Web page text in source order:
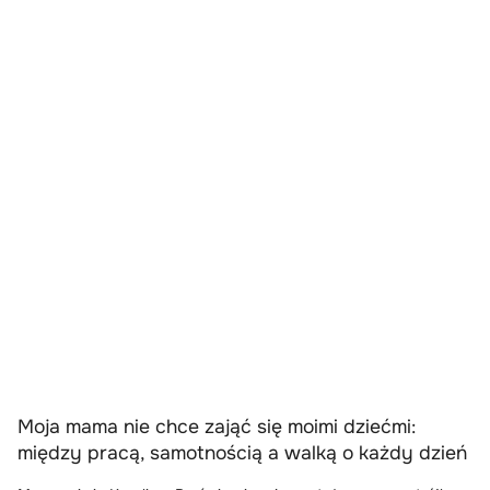
Moja mama nie chce zająć się moimi dziećmi:
między pracą, samotnością a walką o każdy dzień